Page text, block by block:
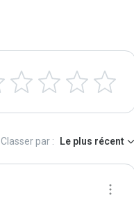
Classer par : Le plus récent